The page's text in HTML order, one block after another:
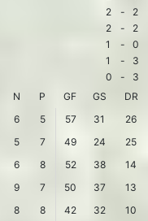
2 -
2
2 -
2
1 -
0
1 -
3
0 -
3
N P GF GS
DR
6 5 57 31
26
5 7 49 24
25
6 8 52 38
14
9 7 50 37
13
8 8 42 32
10